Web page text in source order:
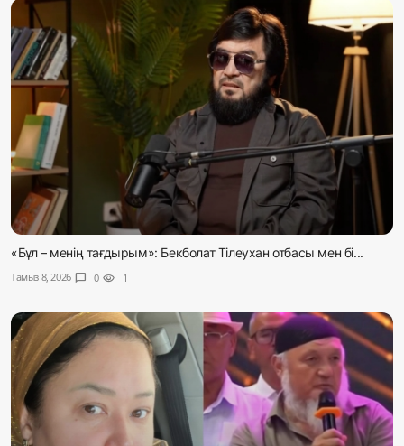
«Бұл – менің тағдырым»: Бекболат Тілеухан отбасы мен бі...
Тамыз 8, 2026 chat_bubble 0 visibility 1